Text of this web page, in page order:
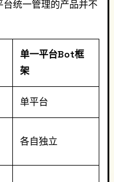
统一管理的产品并不
单一平台Bot框
架
单平台
各自独立